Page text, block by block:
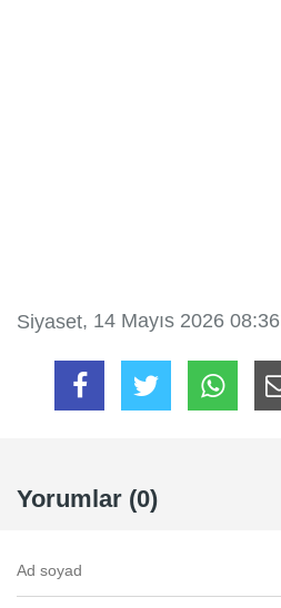
Siyaset, 14 Mayıs 2026 08:36
Yorumlar (0)